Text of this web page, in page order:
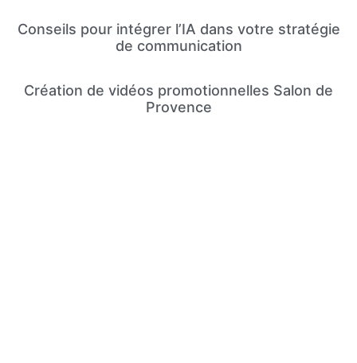
Conseils pour intégrer l’IA dans votre stratégie
de communication
Création de vidéos promotionnelles Salon de
Provence